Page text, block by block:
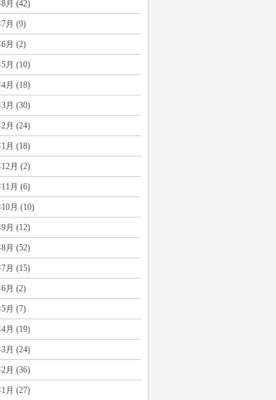
月 (42)
月 (9)
月 (2)
月 (10)
月 (18)
月 (30)
月 (24)
月 (18)
月 (2)
月 (6)
月 (10)
月 (12)
月 (52)
月 (15)
月 (2)
月 (7)
月 (19)
月 (24)
月 (36)
月 (27)